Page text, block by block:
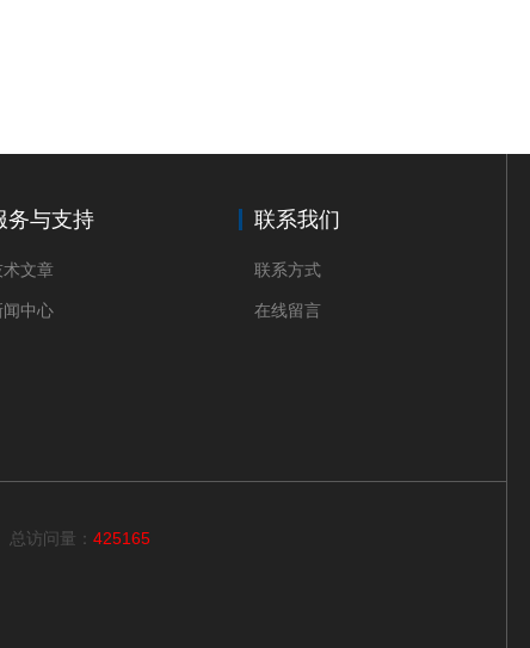
务与支持
术文章
闻中心
联系我们
联系方式
在线留言
总访问量： 425165